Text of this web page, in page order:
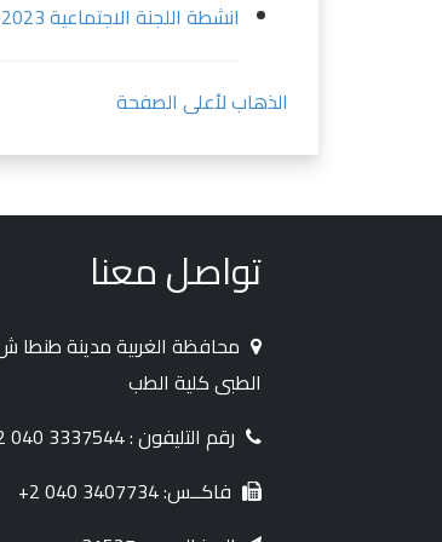
انشطة اللجنة الاجتماعية 2023-2024
الذهاب لأعلى الصفحة
تواصل معنا
محافظة الغربية مدينة
الطبى كلية الطب
رقم التليفون : 3337544 040 2+
فاكــس: 3407734 040 2+